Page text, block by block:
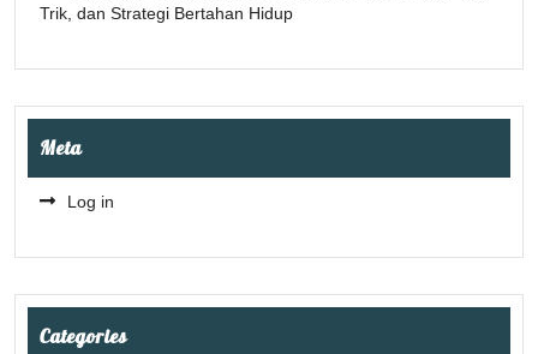
Trik, dan Strategi Bertahan Hidup
Meta
Log in
Categories